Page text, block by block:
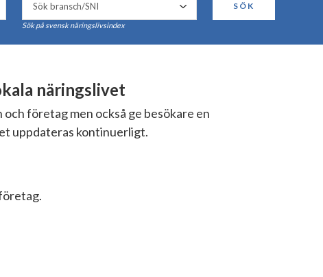
Sök på svensk näringslivsindex
SÖK
näringslivet
företag men också ge besökare en
uppdateras kontinuerligt.